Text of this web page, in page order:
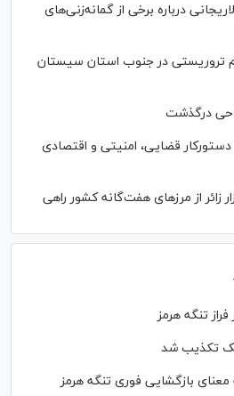
درباره برخی از گمانه‌زنی‌های
تروریستی در جنوب استان سیستان
درگذشت
قضایی، امنیتی و اقتصادی
و ۳۷۷ هزار زائر از مرز‌های هفت‌گانه کشور راهی
تکذیب شد
معنای بازگشایی فوری تنگه هرمز